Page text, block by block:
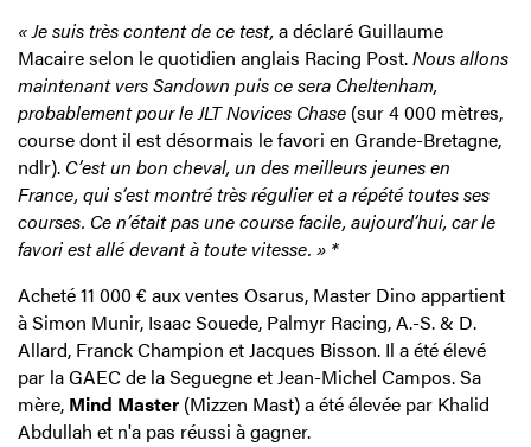
« Je suis très content de ce test, a déclaré Guillaume
Macaire selon le quotidien anglais Racing Post.Nous allons
maintenant vers Sandown puis ce sera Cheltenham,
probablement pour le JLT Novices Chase (sur 4 000 mètres,
course dont il est désormais le favori en Grande-Bretagne,
ndlr). C’est un bon cheval, un des meilleurs jeunes en
France, qui s’est montré très régulier et a répété toutes ses
courses. Ce n’était pas une course facile, aujourd’hui, car le
favori est allé devant à toute vitesse. » *
Acheté 11 000 € aux ventes Osarus, Master Dino appartient
à Simon Munir, Isaac Souede, Palmyr Racing, A.-S. & D.
Allard, Franck Champion et Jacques Bisson. Il a été élevé
par la GAEC de la Seguegne et Jean-Michel Campos. Sa
mère, Mind Master (Mizzen Mast) a été élevée par Khalid
Abdullah et n'a pas réussi à gagner.